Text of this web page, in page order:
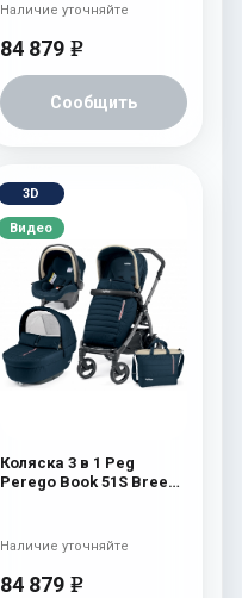
Coral
84 879 e
Сообщить
Наличие уточняйте
3D
Видео
Коляска 3 в 1 Peg
Perego Book 51S Breeze
Blue
84 879 e
Наличие уточняйте